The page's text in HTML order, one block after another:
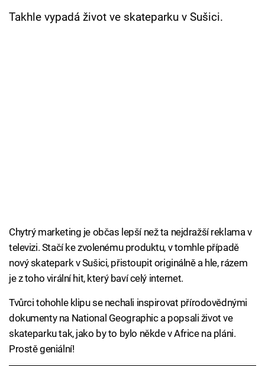
Takhle vypadá život ve skateparku v Sušici.
Chytrý marketing je občas lepší než ta nejdražší reklama v
televizi. Stačí ke zvolenému produktu, v tomhle případě
nový skatepark v Sušici, přistoupit originálně a hle, rázem
je z toho virální hit, který baví celý internet.
Tvůrci tohohle klipu se nechali inspirovat přírodovědnými
dokumenty na National Geographic a popsali život ve
skateparku tak, jako by to bylo někde v Africe na pláni.
Prostě geniální!